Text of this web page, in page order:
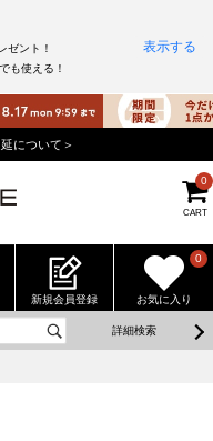
CART
0
新規会員登録 お気に入り
0
詳細検索
ゼント！
も使える！
表示する